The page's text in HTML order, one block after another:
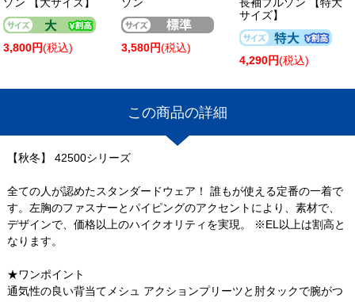
3,800円(税込) 3,580円(税込)
サイズ】
4,290円(税込)
この商品の詳細
【秋冬】 42500シリーズ
全ての人が認めたスタンダードウェア！ 誰もが使える定番の一着で
す。左胸のファスナーとパイピングのアクセントにより、素材で、
デザインで、価格以上のハイクオリティを実現。 ※EL以上は割高と
なります。
★ワンポイント
通気性の良い背当てメシュ アクションプリーツと肘タックで腕がつ